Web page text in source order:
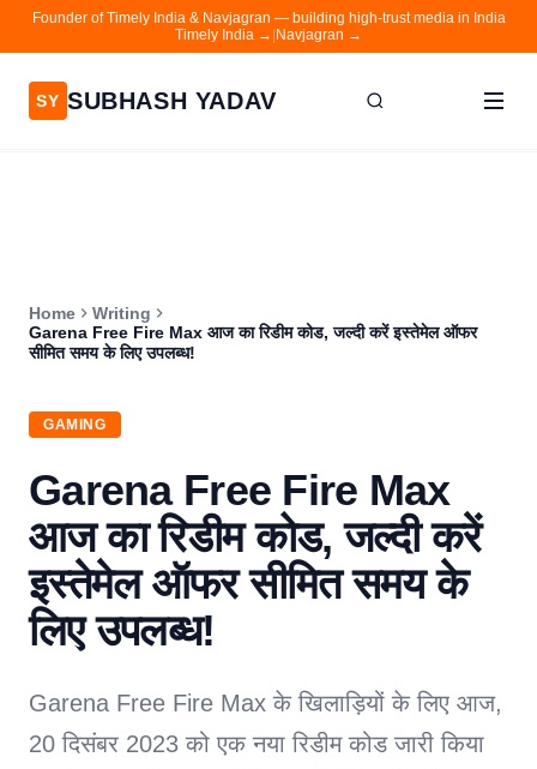
Founder of Timely India & Navjagran — building high-trust media in India
Timely India → Navjagran →
SY SUBHASH YADAV
Contact
Navjagran
Home
Writing
Garena Free Fire Max आज का रिडीम कोड, जल्दी करें इस्तेमेल ऑफर
सीमित समय के लिए उपलब्ध!
GAMING
Garena Free Fire Max
आज का रिडीम कोड, जल्दी करें
इस्तेमेल ऑफर सीमित समय के
लिए उपलब्ध!
Garena Free Fire Max के खिलाड़ियों के लिए आज,
20 दिसंबर 2023 को एक नया रिडीम कोड जारी किया